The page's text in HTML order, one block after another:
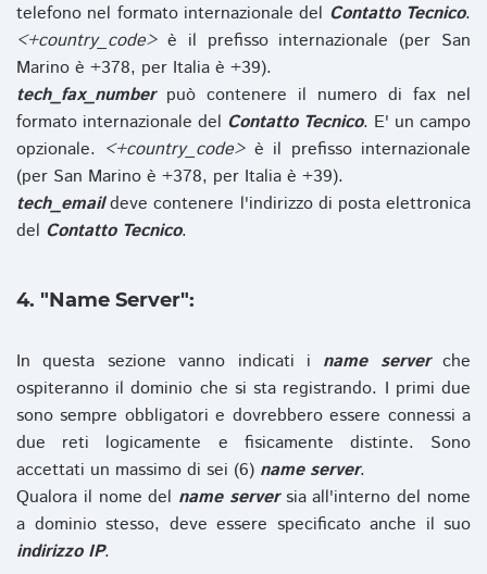
telefono nel formato internazionale del Contatto Tecnico.
<+country_code>è il prefisso internazionale (per San
Marino è +378, per Italia è +39).
tech_fax_numberpuò contenere il numero di fax nel
formato internazionale del Contatto Tecnico. E' un campo
opzionale. <+country_code>è il prefisso internazionale
(per San Marino è +378, per Italia è +39).
tech_emaildeve contenere l'indirizzo di posta elettronica
del Contatto Tecnico.
4. "Name Server":
In questa sezione vanno indicati i name serverche
ospiteranno il dominio che si sta registrando. I primi due
sono sempre obbligatori e dovrebbero essere connessi a
due reti logicamente e fisicamente distinte. Sono
accettati un massimo di sei (6) name server.
Qualora il nome del name serversia all'interno del nome
a dominio stesso, deve essere specificato anche il suo
indirizzo IP.